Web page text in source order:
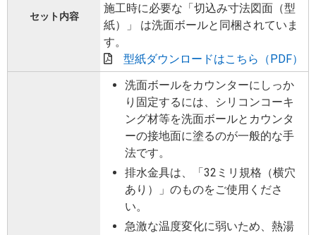
セット内容
施工時に必要な「切込み寸法図面（型
紙）」 は洗面ボールと同梱されていま
す。
型紙ダウンロードはこちら（PDF）
洗面ボールをカウンターにしっか
り固定するには、シリコンコーキ
ング材等を洗面ボールとカウンタ
ーの接地面に塗るのが一般的な手
法です。
排水金具は、「32ミリ規格（横穴
あり）」のものをご使用くださ
い。
急激な温度変化に弱いため、熱湯